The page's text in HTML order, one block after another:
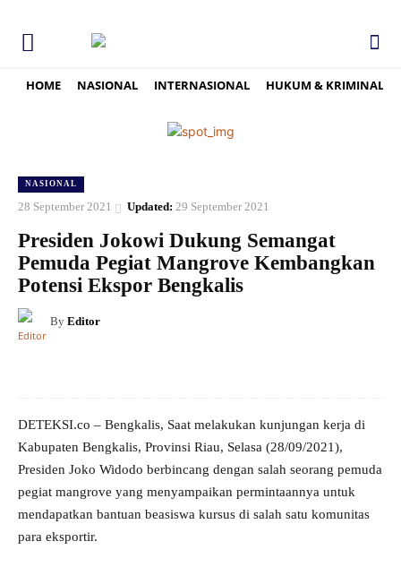
HOME NASIONAL INTERNASIONAL HUKUM & KRIMINAL
NASIONAL
28 September 2021 Updated: 29 September 2021
Presiden Jokowi Dukung Semangat
Pemuda Pegiat Mangrove Kembangkan
Potensi Ekspor Bengkalis
By Editor
DETEKSI.co – Bengkalis, Saat melakukan kunjungan kerja di
Kabupaten Bengkalis, Provinsi Riau, Selasa (28/09/2021),
Presiden Joko Widodo berbincang dengan salah seorang pemuda
pegiat mangrove yang menyampaikan permintaannya untuk
mendapatkan bantuan beasiswa kursus di salah satu komunitas
para eksportir.